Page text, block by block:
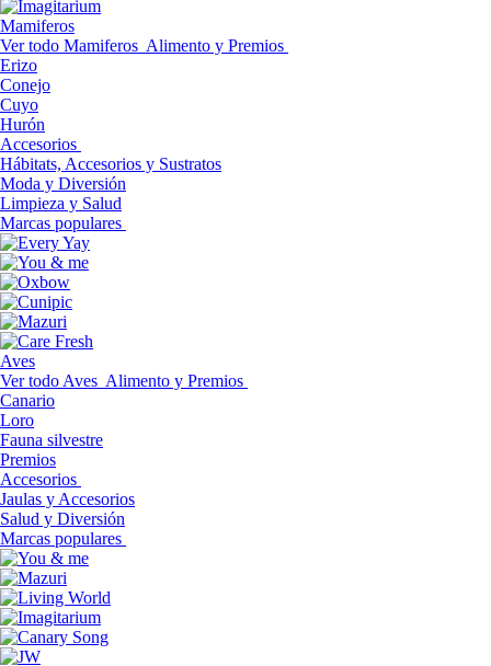
Mamiferos
Ver todo Mamiferos Alimento y Premios
Erizo
Conejo
Cuyo
Hurón
Accesorios
Hábitats, Accesorios y Sustratos
Moda y Diversión
Limpieza y Salud
Marcas populares
Aves
Ver todo Aves Alimento y Premios
Canario
Loro
Fauna silvestre
Premios
Accesorios
Jaulas y Accesorios
Salud y Diversión
Marcas populares